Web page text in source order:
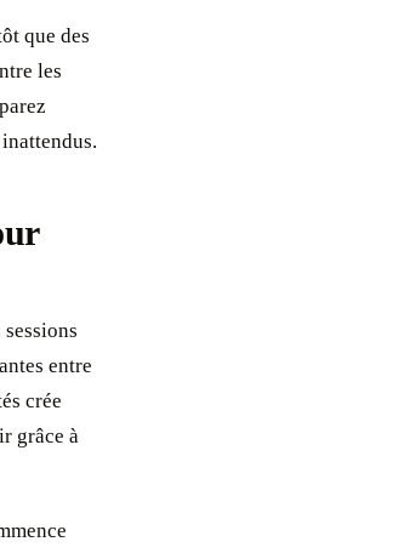
que des
les
entre
crée
grâce à